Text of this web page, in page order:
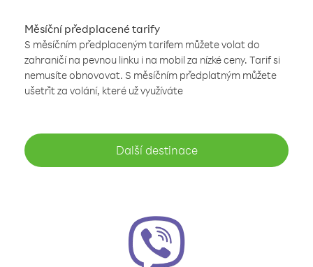
Měsíční předplacené tarify
S měsíčním předplaceným tarifem můžete volat do
zahraničí na pevnou linku i na mobil za nízké ceny. Tarif si
nemusíte obnovovat. S měsíčním předplatným můžete
ušetřit za volání, které už využíváte
Další destinace